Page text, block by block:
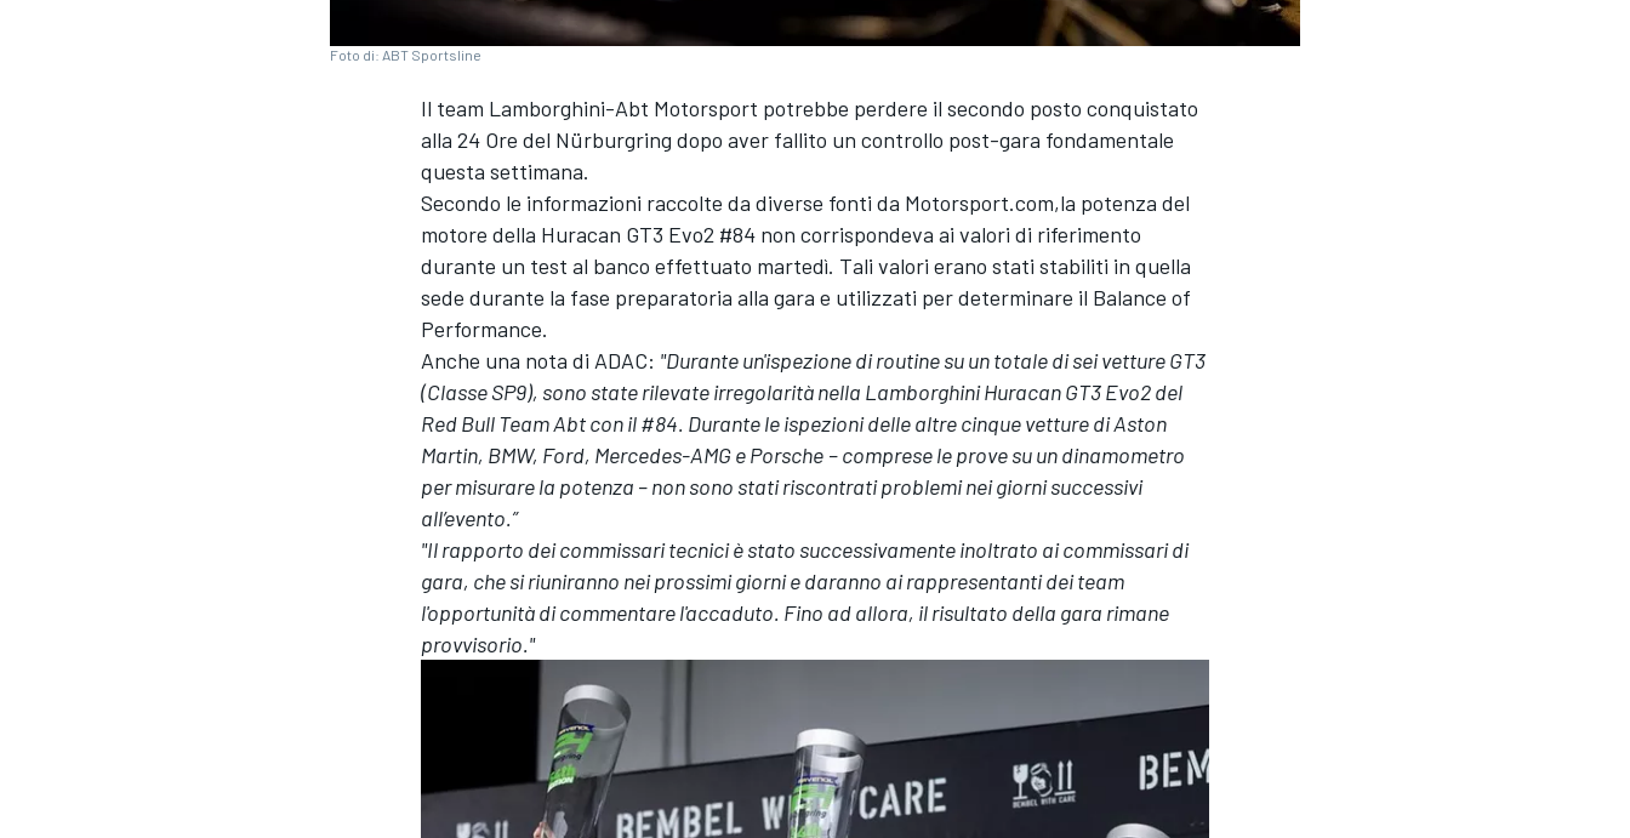
Foto di: ABT Sportsline
Il team Lamborghini-Abt Motorsport potrebbe perdere il secondo posto conquistato
alla 24 Ore del Nürburgring dopo aver fallito un controllo post-gara fondamentale
questa settimana.
Secondo le informazioni raccolte da diverse fonti da Motorsport.com,la potenza del
motore della Huracan GT3 Evo2 #84 non corrispondeva ai valori di riferimento
durante un test al banco effettuato martedì. Tali valori erano stati stabiliti in quella
sede durante la fase preparatoria alla gara e utilizzati per determinare il Balance of
Performance.
Anche una nota di ADAC: "Durante un'ispezione di routine su un totale di sei vetture GT3
(Classe SP9), sono state rilevate irregolarità nella Lamborghini Huracan GT3 Evo2 del
Red Bull Team Abt con il #84. Durante le ispezioni delle altre cinque vetture di Aston
Martin, BMW, Ford, Mercedes-AMG e Porsche – comprese le prove su un dinamometro
per misurare la potenza – non sono stati riscontrati problemi nei giorni successivi
all’evento.”
"Il rapporto dei commissari tecnici è stato successivamente inoltrato ai commissari di
gara, che si riuniranno nei prossimi giorni e daranno ai rappresentanti dei team
l'opportunità di commentare l'accaduto. Fino ad allora, il risultato della gara rimane
provvisorio."